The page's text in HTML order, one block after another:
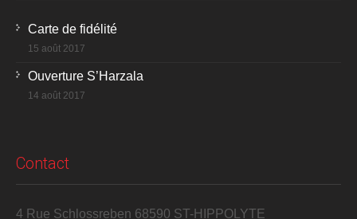
Carte de fidélité
15 août 2017
Ouverture S’Harzala
14 août 2017
Contact
4 Rue Schlossreben 68590 ST-HIPPOLYTE